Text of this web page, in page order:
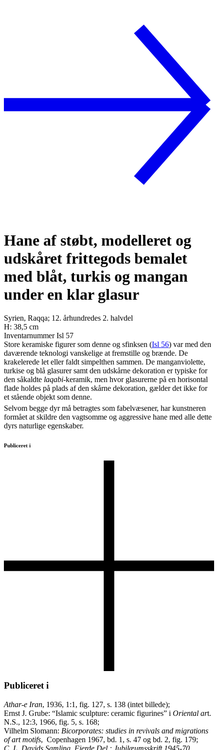
Hane af støbt, modelleret og
udskåret frittegods bemalet
med blåt, turkis og mangan
under en klar glasur
Syrien, Raqqa; 12. århundredes 2. halvdel
H: 38,5 cm
Inventarnummer Isl 57
Store keramiske figurer som denne og sfinksen (Isl 56) var med den
daværende teknologi vanskelige at fremstille og brænde. De
krakelerede let eller faldt simpelthen sammen. De manganviolette,
turkise og blå glasurer samt den udskårne dekoration er typiske for
den såkaldte laqabi-keramik, men hvor glasurerne på en horisontal
flade holdes på plads af den skårne dekoration, gælder det ikke for
et stående objekt som denne.
Selvom begge dyr må betragtes som fabelvæsener, har kunstneren
formået at skildre den vagtsomme og aggressive hane med alle dette
dyrs naturlige egenskaber.
Publiceret i
Publiceret i
Athar-e Iran, 1936, 1:1, fig. 127, s. 138 (intet billede);
Ernst J. Grube: “Islamic sculpture: ceramic figurines” i Oriental art.
N.S., 12:3, 1966, fig. 5, s. 168;
Vilhelm Slomann: Bicorporates: studies in revivals and migrations
of art motifs, Copenhagen 1967, bd. 1, s. 47 og bd. 2, fig. 179;
C .L. Davids Samling. Fjerde Del : Jubilæumsskrift 1945-70